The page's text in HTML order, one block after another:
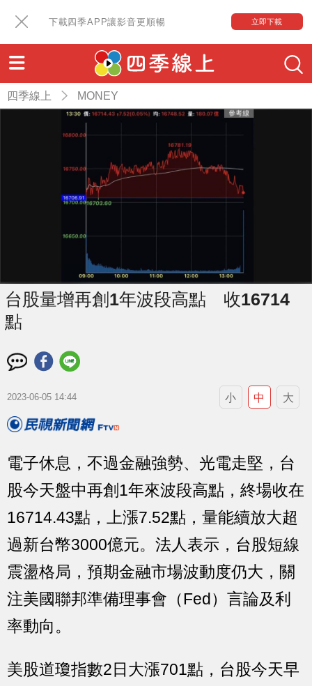
下載四季APP讓影音更順暢 立即下載
四季線上 MONEY
台股量增再創1年波段高點 收16714
點
2023-06-05 14:44 小 中 大
電子休息，不過金融強勢、光電走堅，台
股今天盤中再創1年來波段高點，終場收在
16714.43點，上漲7.52點，量能續放大超
過新台幣3000億元。法人表示，台股短線
震盪格局，預期金融市場波動度仍大，關
注美國聯邦準備理事會（Fed）言論及利
率動向。
美股道瓊指數2日大漲701點，台股今天早